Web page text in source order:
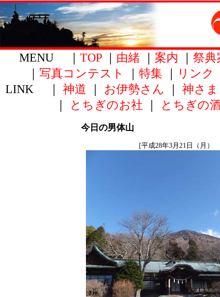
MENU ｜ TOP｜ 由緒 案内
祭典
写真コンテスト 特集 リンク
LINK ｜ 神道 お伊勢さん 神さま
とちぎのお社 とちぎの
今日の男体山
[平成28年3月21日（月）